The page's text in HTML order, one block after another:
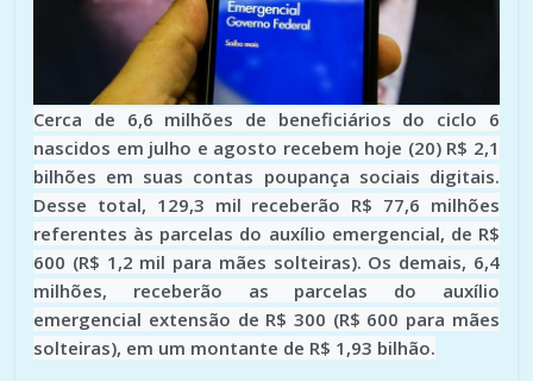
Cerca de 6,6 milhões de beneficiários do ciclo 6
nascidos em julho e agosto recebem hoje (20) R$ 2,1
bilhões em suas contas poupança sociais digitais.
Desse total, 129,3 mil receberão R$ 77,6 milhões
referentes às parcelas do auxílio emergencial, de R$
600 (R$ 1,2 mil para mães solteiras). Os demais, 6,4
milhões, receberão as parcelas do auxílio
emergencial extensão de R$ 300 (R$ 600 para mães
solteiras), em um montante de R$ 1,93 bilhão.